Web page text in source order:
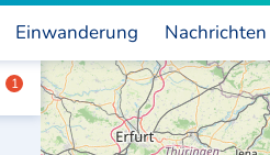
Einwanderung Nachrichten
1